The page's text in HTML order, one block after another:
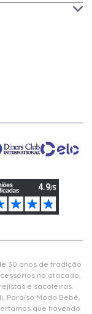
30 anos de tradição
no atacado,
e sacoleiras.
Paraíso Moda Bebê,
que havendo